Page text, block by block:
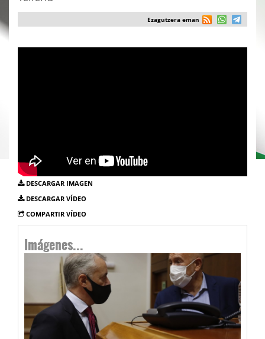
Ezagutzera eman
DESCARGAR IMAGEN
DESCARGAR VÍDEO
COMPARTIR VÍDEO
Imágenes...